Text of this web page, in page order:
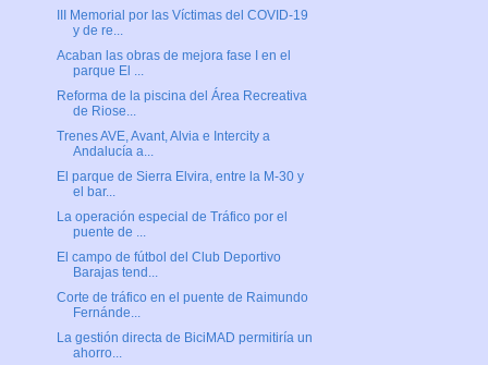
III Memorial por las Víctimas del COVID-19
y de re...
Acaban las obras de mejora fase I en el
parque El ...
Reforma de la piscina del Área Recreativa
de Riose...
Trenes AVE, Avant, Alvia e Intercity a
Andalucía a...
El parque de Sierra Elvira, entre la M-30 y
el bar...
La operación especial de Tráfico por el
puente de ...
El campo de fútbol del Club Deportivo
Barajas tend...
Corte de tráfico en el puente de Raimundo
Fernánde...
La gestión directa de BiciMAD permitiría un
ahorro...